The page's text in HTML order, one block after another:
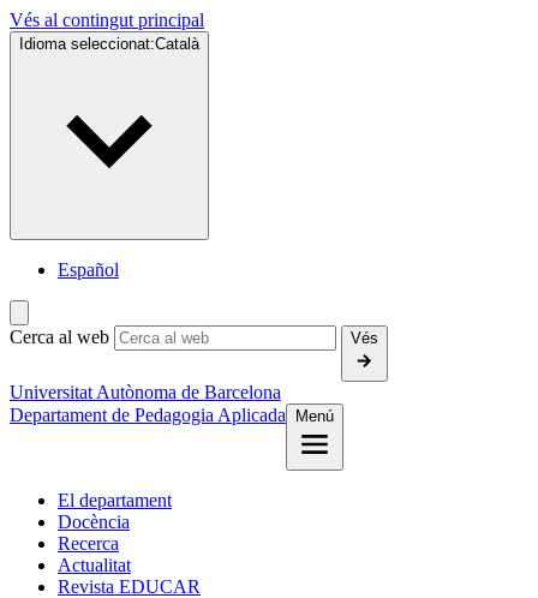
Vés al contingut principal
Idioma seleccionat:Català
Español
Cerca al web Vés
Universitat Autònoma de Barcelona
Departament de Pedagogia Aplicada
Menú
El departament
Docència
Recerca
Actualitat
Revista EDUCAR